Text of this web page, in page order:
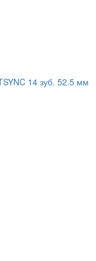
14 зуб. 52.5 мм